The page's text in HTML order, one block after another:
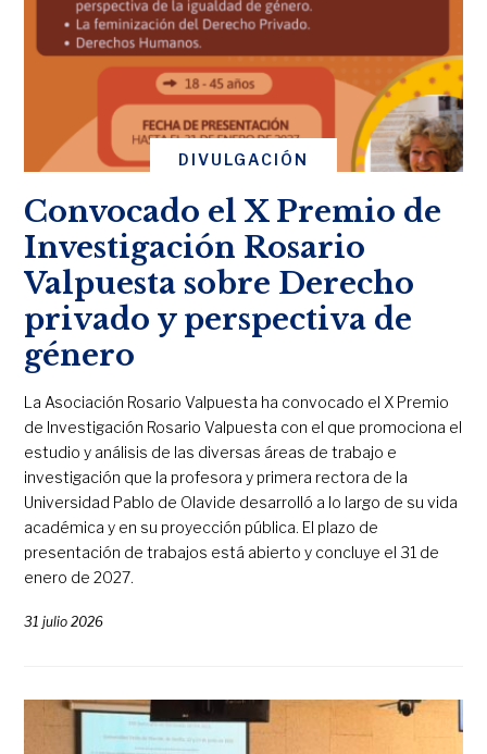
DIVULGACIÓN
Convocado el X Premio de
Investigación Rosario
Valpuesta sobre Derecho
privado y perspectiva de
género
La Asociación Rosario Valpuesta ha convocado el X Premio
de Investigación Rosario Valpuesta con el que promociona el
estudio y análisis de las diversas áreas de trabajo e
investigación que la profesora y primera rectora de la
Universidad Pablo de Olavide desarrolló a lo largo de su vida
académica y en su proyección pública. El plazo de
presentación de trabajos está abierto y concluye el 31 de
enero de 2027.
31 julio 2026